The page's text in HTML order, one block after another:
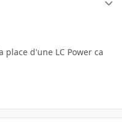
d'une LC Power ca